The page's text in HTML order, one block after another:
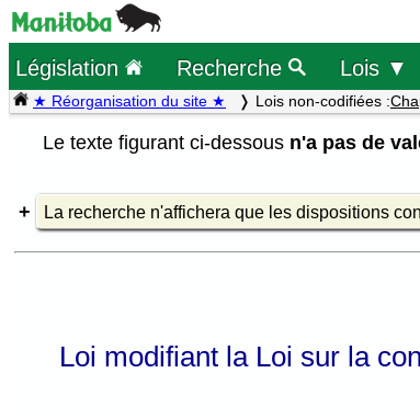
Législation Recherche Lois ▼
★ Réorganisation du site ★ Lois non-codifiées :
Le texte figurant ci-dessous n'a pas de
La recherche n'affichera que les dispositions
Loi modifiant la Loi sur la